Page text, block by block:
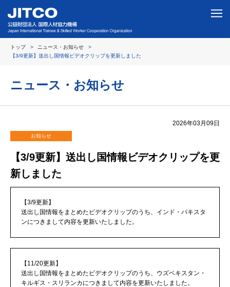
トップ
ニュース・お知らせ
【3/9更新】送出し国情報ビデオクリップを更新しました
ニュース・お知らせ
2026年03月09日
お知らせ
【3/9更新】送出し国情報ビデオクリップを更
新しました
【3/9更新】
送出し国情報をまとめたビデオクリップのうち、インド・パキスタ
ンにつきまして内容を更新いたしました。
【11/20更新】
送出し国情報をまとめたビデオクリップのうち、ウズベキスタン・
キルギス・スリランカにつきまして内容を更新いたしました。